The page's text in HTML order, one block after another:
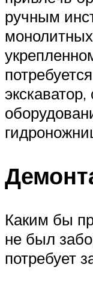
ручным
Каким бы
не был
потребует